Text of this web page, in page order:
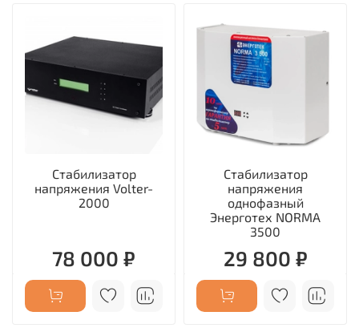
Стабилизатор
напряжения Volter-
2000
78 000 ₽
Стабилизатор
напряжения
однофазный
Энерготех NORMA
3500
29 800 ₽